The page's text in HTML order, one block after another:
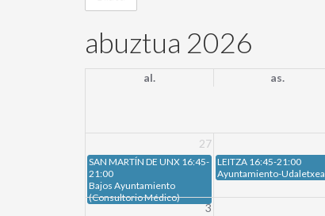
abuztua 2026
al. as.
27
SAN MARTÍN DE UNX 16:45-
21:00
Bajos Ayuntamiento
(Consultorio Médico)
LEITZA 16:45-21:00
Ayuntamiento-Udaletxea
3